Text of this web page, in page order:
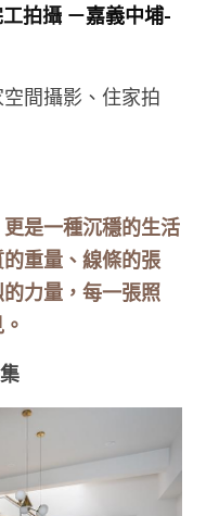
號
拍攝 －
嘉義中埔-
間攝影、住家拍
是一種沉穩的生活
重量、線條的張
力量，每一張照